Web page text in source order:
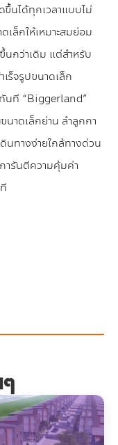
ได้ทุกเวลาแบบไม่
ล็กให้เหมาะสมย่อม
นกว่าเดิม แต่สำหรับ
ร็จรูปขนาดเล็ก
นที “Biggerland”
าดเล็กย่าน ลำลูกกา
นทางง่ายใกล้ทางด่วน
ารันตีความคุ้มค่า